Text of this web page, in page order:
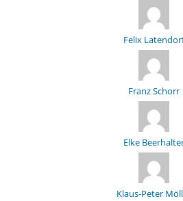
Felix
Franz Schorr
Elke
Klaus-Peter